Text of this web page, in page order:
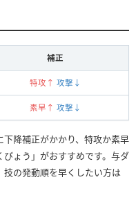
補正
特攻↑ 攻撃↓
素早↑ 攻撃↓
降補正がかかり、特攻か素早
ょう」がおすすめです。与ダ
技の発動順を早くしたい方は